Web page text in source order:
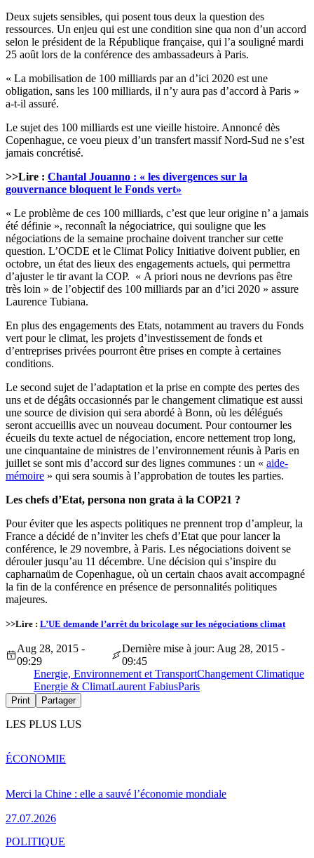
Deux sujets sensibles, qui posent tous deux la question des
ressources. Un enjeu qui est une condition sine qua non d’un accord
selon le président de la République française, qui l’a souligné mardi
25 août lors de la conférence des ambassadeurs à Paris.
« La mobilisation de 100 milliards par an d’ici 2020 est une
obligation, sans les 100 milliards, il n’y aura pas d’accord à Paris »
a-t-il assuré.
Le sujet des 100 milliards est une vieille histoire. Annoncé dès
Copenhague, ce voeu pieux d’un transfert massif Nord-Sud ne s’est
jamais concrétisé.
>>Lire : Chantal Jouanno : « les divergences sur la
gouvernance bloquent le Fonds vert»
« Le problème de ces 100 milliards, c’est que leur origine n’ a jamais
été définie », reconnaît la négociatrice, qui souligne que les
négociations de la semaine prochaine doivent trancher sur cette
question. L’OCDE et le Climat Policy Initiative doivent publier, en
octobre, un état des lieux des engagements actuels, qui permettra
d’ajuster le tir avant la COP. « A priori nous ne devrions pas être
très loin » de l’objectif des 100 milliards par an d’ici 2020 » assure
Laurence Tubiana.
En plus des engagements des Etats, notamment au travers du Fonds
vert pour le climat, les projets d’investissement de fonds et
d’entreprises privées pourront être prises en compte à certaines
conditions.
Le second sujet de l’adaptation et la prise en compte des pertes des
uns et de dégâts occasionnés par le changement climatique est aussi
une source de division qui sera abordé à Bonn, où les délégués
seront accueillis avec un nouveau document. Pour contourner les
écueils du texte actuel de négociation, encore nettement trop long,
une cinquantaine de ministres de l’environnement réunis à Paris en
juillet se sont mis d’accord sur des lignes communes : un « aide-
mémoire » qui sera soumis à l’approbation de toutes les parties.
Les chefs d’Etat, persona non grata à la COP21 ?
Pour éviter que les aspects politiques ne prennent trop d’ampleur, la
France a décidé de n’inviter les chefs d’Etat que pour lancer la
conférence, le 29 novembre, à Paris. Les négociations doivent se
dérouler jusqu’au 11 décembre. Une décision qui s’inspire du
capharnaüm de Copenhague, où un certain chaos avait accompagné
la fin de la conférence en présence de personnalités politiques
majeures.
>>Lire : L’UE demande l’arrêt du bricolage sur les négociations climat
Aug 28, 2015 -
09:29
Dernière mise à jour: Aug 28, 2015 -
09:45
Energie, Environnement et TransportChangement Climatique
Energie & ClimatLaurent FabiusParis
Print Partager
LES PLUS LUS
Merci la Chine : elle a sauvé l’économie mondiale
27.07.2026
ÉCONOMIE
POLITIQUE